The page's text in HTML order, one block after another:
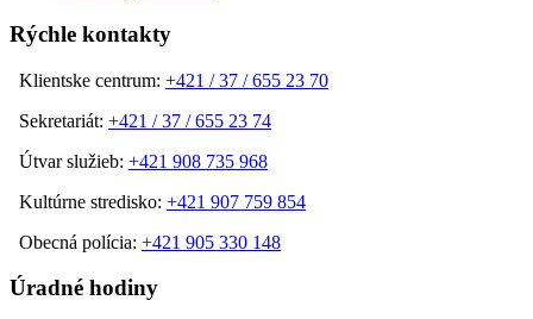
Rýchle kontakty
Klientske centrum: +421 / 37 / 655 23 70
Sekretariát: +421 / 37 / 655 23 74
Útvar služieb: +421 908 735 968
Kultúrne stredisko: +421 907 759 854
Obecná polícia: +421 905 330 148
Úradné hodiny